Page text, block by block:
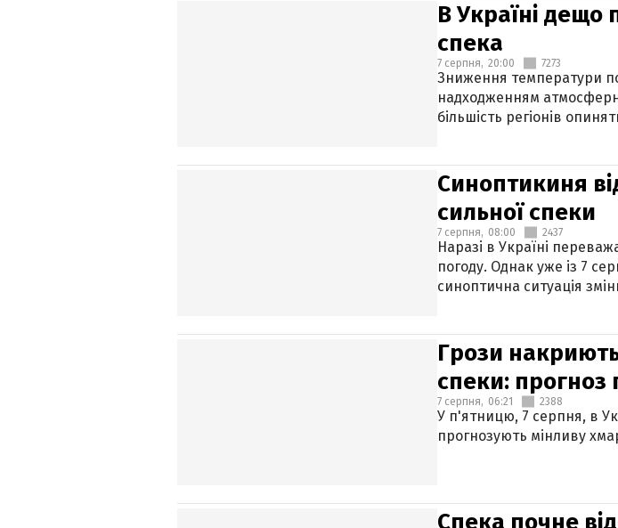
В Україні дещо
спека
7 серпня, 20:00 7273
Зниження температури
надходженням
більшість регіонів
Синоптикиня
сильної спеки
7 серпня, 08:00 2437
Наразі в Україні
погоду. Однак уже із 7
синоптична ситуація
Грози
спеки: прогноз
7 серпня, 06:21 2388
У п'ятницю, 7 серпня, в
прогнозують мінливу
Спека почне